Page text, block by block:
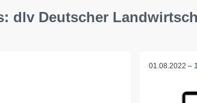
dlv Deutscher
01.08.2022 –